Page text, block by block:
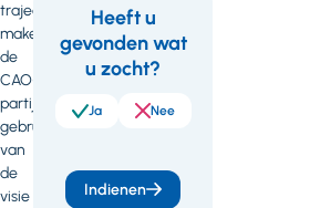
traject
maken
de
CAO-
partijen
gebruik
van
de
visie
Feedback
Heeft u
gevonden wat
u zocht?
Ja Nee
Indienen